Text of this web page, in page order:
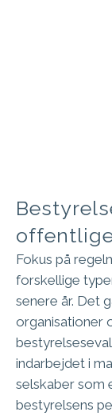
Fokus på
forskellige
senere år. Det
organisationer
indarbejdet i
selskaber som
bestyrelsens